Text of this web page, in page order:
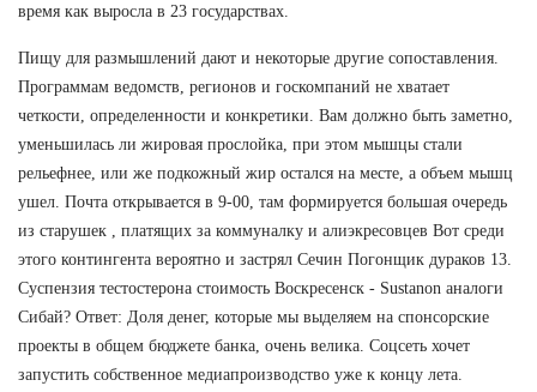
время как выросла в 23 государствах.
Пищу для размышлений дают и некоторые другие сопоставления.
Программам ведомств, регионов и госкомпаний не хватает
четкости, определенности и конкретики. Вам должно быть заметно,
уменьшилась ли жировая прослойка, при этом мышцы стали
рельефнее, или же подкожный жир остался на месте, а объем мышц
ушел. Почта открывается в 9-00, там формируется большая очередь
из старушек , платящих за коммуналку и алиэкресовцев Вот среди
этого контингента вероятно и застрял Сечин Погонщик дураков 13.
Суспензия тестостерона стоимость Воскресенск - Sustanon аналоги
Сибай? Ответ: Доля денег, которые мы выделяем на спонсорские
проекты в общем бюджете банка, очень велика. Соцсеть хочет
запустить собственное медиапроизводство уже к концу лета.